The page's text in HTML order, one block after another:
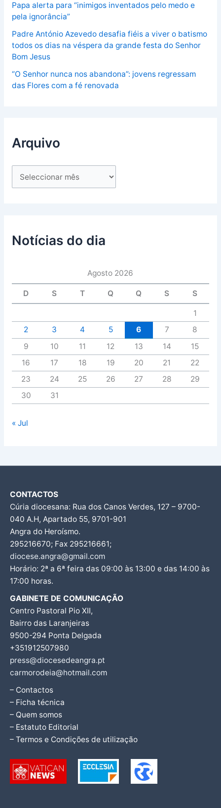
Papa alerta para “inimigos inventados pelo medo e
pela ignorância”
Padre António Azevedo desafia fiéis a viver o batismo
todos os dias na véspera da grande festa do Senhor
Bom Jesus
“O Senhor nunca nos abandona”: jovens regressam
das Flores com a fé renovada
Arquivo
Notícias do dia
Agosto 2026
D S T Q Q S S
1
2
3 4 5 6 7
8
9
10 11 12 13 14
15
16
17 18 19 20 21
22
23
24 25 26 27 28
29
30
31
« Jul
CONTACTOS
Cúria diocesana: Rua dos Canos Verdes, 127 – 9700-
040 A.H, Apartado 55, 9701-901
Angra do Heroísmo.
295216670; Fax 295216661;
diocese.angra@gmail.com
Horário: 2ª a 6ª feira das 09:00 às 13:00 e das 14:00 às
17:00 horas.
GABINETE DE COMUNICAÇÃO
Centro Pastoral Pio XII,
Bairro das Laranjeiras
9500-294 Ponta Delgada
+351912507980
press@diocesedeangra.pt
carmorodeia@hotmail.com
– Contactos
– Ficha técnica
– Quem somos
– Estatuto Editorial
– Termos e Condições de utilização